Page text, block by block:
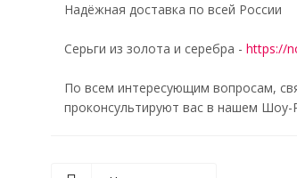
Надёжная доставка по всей России
Серьги из золота и серебра - https://
По всем интересующим вопросам,
проконсультируют вас в нашем Шоу-